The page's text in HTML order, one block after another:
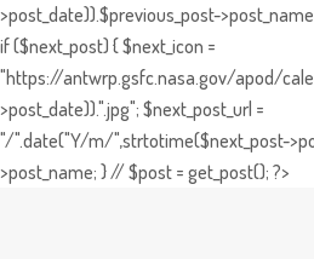
>post_date)).$previous_post-
if ($next_post) { $next_icon =
"https://antwrp.gsfc.nasa.gov/apod/
>post_date)).".jpg"; $next_post_url =
"/".date("Y/m/",strtotime($next_post-
>post_name; } // $post = get_post(); ?>